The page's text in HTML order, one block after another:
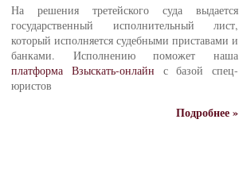
На решения третейского суда выдается
государственный исполнительный лист,
который исполняется судебными приставами и
банками. Исполнению поможет наша
платформа Взыскать-онлайн с базой спец-
юристов
Подробнее »